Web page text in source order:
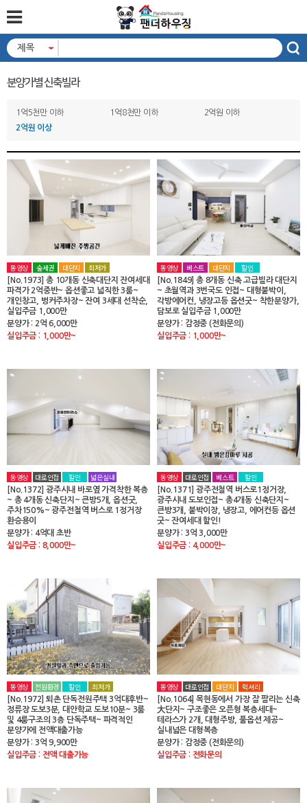
제목
분양가별 신축빌라
1억5천만 이하 1억8천만 이하
2억원 이하
2억원 이상
동영상 숲세권 대단지 최저가
[No.1973] 총 10개동 신축대단지 잔여세대
파격가 2억중반~ 옵션좋고 넓직한 3룸~
개인창고, 벙커주차장~ 잔여 3세대 선착순,
실입주금 1,000만
분양가 : 2억 6,000만
실입주금 : 1,000만~
동영상 베스트 대단지 할인
[No.1849] 총 8개동 신축 고급빌라 대단지
~ 초월역과 3번국도 인접~ 대형붙박이,
각방에어컨, 냉장고등 옵션굿~ 착한분양가,
담보로 실입주금 1,000만
분양가 : 감정중 (전화문의)
실입주금 : 1,000만~
동영상 대로인접 할인 넓은실내
[No.1372] 광주시내 바로옆 가격착한 복층
~ 총 4개동 신축단지~ 큰방5개, 옵션굿,
주차150%~ 광주전철역 버스로 1정거장
환승용이
분양가 : 4억대 초반
실입주금 : 8,000만~
동영상 대로인접 베스트 할인
[No.1371] 광주전철역 버스로1정거장,
광주시내 도보인접~ 총4개동 신축단지~
큰방3개, 붙박이장, 냉장고, 에어컨등 옵션
굿~ 잔여세대 할인!
분양가 : 3억 3,000만
실입주금 : 4,000만~
동영상 전원환경 할인 최저가
[No.1972] 퇴촌 단독전원주택 3억대후반~
정류장 도보3분, 대안학교 도보10분~ 3룸
및 4룸구조의 3층 단독주택~ 파격적인
분양가에 전액대출가능
분양가 : 3억 9,900만
실입주금 : 전액 대출가능
동영상 대로인접 대단지 럭셔리
[No.1064] 목현동에서 가장 잘 팔리는 신축
大단지~ 구조좋은 오픈형 복층세대~
테라스가 2개, 대형주방, 풀옵션 제공~
실내넓은 대형복층
분양가 : 감정중 (전화문의)
실입주금 : 전화문의